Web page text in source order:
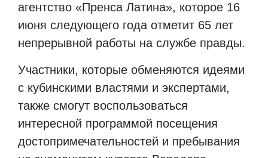
агентство «Пренса Латина», которое 16
июня следующего года отметит 65 лет
непрерывной работы на службе правды.
Участники, которые обменяются идеями
с кубинскими властями и экспертами,
также смогут воспользоваться
интересной программой посещения
достопримечательностей и пребывания